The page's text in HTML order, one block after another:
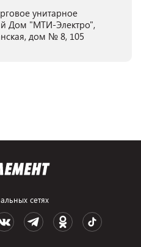
унитарное
Дом "МТИ-Электро",
дом № 8, 105
сетях